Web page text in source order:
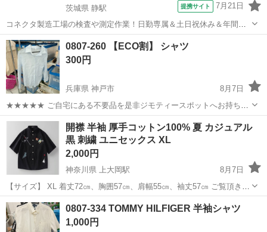
茨城県 静駅
提携サイト 7月21日
コネクタ製造工場の検査や測定作業！日勤専属＆土日祝休み＆年間休
日128日★クリーンルーム内作業★マイカー通勤OK＆無料駐車場あり
★就業先食堂利用可！日払い制度あり！《茨城県常陸大宮市》 人気の
工場のお仕事 ◇コネクタ製造工...
茨城 常陸大宮市 その他
0807-260 【ECO割】 シャツ
300円
兵庫県 神戸市
8月7日
★★★★★ ご自宅にある不要品を是非ジモティースポットへお持ち込
みしませんか？ 家電、趣味・スポーツ・レジャー用品、こども用品、
衣料服飾品、生活雑貨、家具、本、CD・DVDなどが無料でまとめて持
ち込めます！ ※詳細はこ...
兵庫 神戸市 シャツ スポット
開襟 半袖 厚手コットン100% 夏 カジュアル
黒 刺繍 ユニセックス XL
2,000円
神奈川県 上大岡駅
8月7日
【サイズ】 XL 着丈72㎝、胸囲57㎝、肩幅55㎝、袖丈57㎝ ご覧頂きあ
りがとうございます☆(=^ェ^=)☆ ⭐️早い者勝ち ⭐️まとめ買い割引あり
複数ご購入頂ける方は割引しますので、 ご購入前にコメントください
✨
神奈川 横浜市
0807-334 TOMMY HILFIGER 半袖シャツ
1,000円